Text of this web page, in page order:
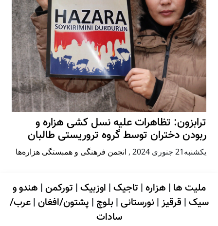
ترابزون: تظاهرات علیه نسل کشی هزاره و
ربودن دختران توسط گروه تروریستی طالبان
يكشنبه21 جنوری 2024 , انجمن فرهنگی و همبستگی هزاره‌ها
ملیت ها | هزاره| تاجیک| اوزبیک| تورکمن| هندو و
سیک| قرقیز| نورستانی| بلوچ | پشتون/افغان|عرب/
سادات